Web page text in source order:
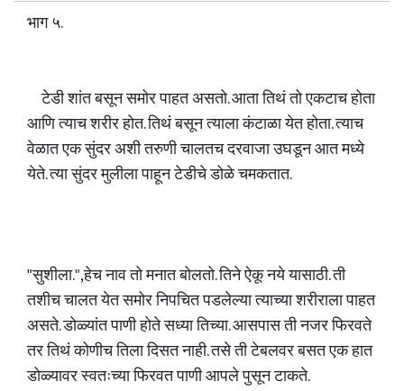
भाग ५.
टेडी शांत बसून समोर पाहत असतो. आता तिथं तो एकटाच होता
आणि त्याच शरीर होत. तिथं बसून त्याला कंटाळा येत होता. त्याच
वेळात एक सुंदर अशी तरुणी चालतच दरवाजा उघडून आत मध्ये
येते. त्या सुंदर मुलीला पाहून टेडीचे डोळे चमकतात.
"सुशीला.",हेच नाव तो मनात बोलतो. तिने ऐकू नये यासाठी. ती
तशीच चालत येत समोर निपचित पडलेल्या त्याच्या शरीराला पाहत
असते. डोळ्यांत पाणी होते सध्या तिच्या. आसपास ती नजर फिरवते
तर तिथं कोणीच तिला दिसत नाही. तसे ती टेबलवर बसत एक हात
डोळ्यावर स्वतःच्या फिरवत पाणी आपले पुसून टाकते.